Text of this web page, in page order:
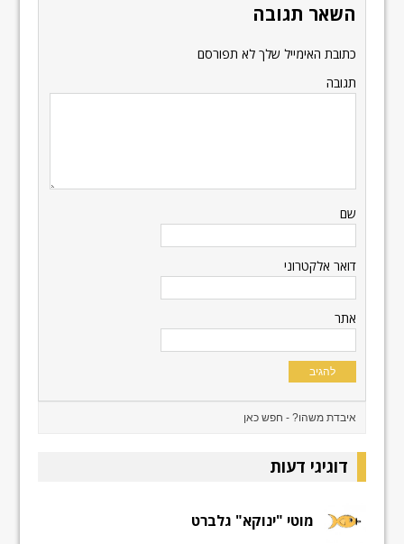
השאר תגובה
כתובת האימייל שלך לא תפורסם
תגובה
שם
דואר אלקטרוני
אתר
דוגיגי דעות
מוטי "ינוקא" גלברט